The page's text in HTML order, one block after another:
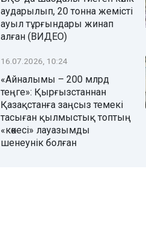
аударылып, 20 тонна жемісті
ауыл тұрғындары жинап
алған (ВИДЕО)
16.07.2026, 10:24
«Айналымы – 200 млрд
теңге»: Қырғызстаннан
Қазақстанға заңсыз темекі
тасыған қылмыстық топтың
«көкесі» лауазымды
шенеунік болған